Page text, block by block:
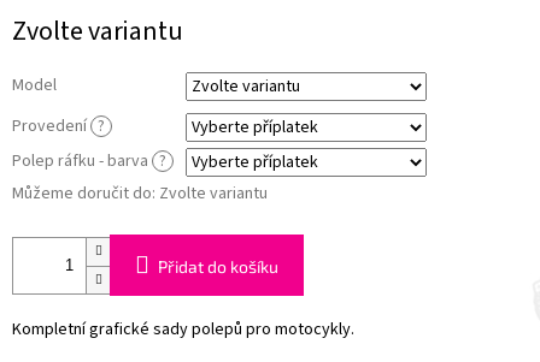
cena:
Zvolte variantu
Model
Provedení ?
Polep ráfku - barva ?
Můžeme doručit do: Zvolte variantu
Přidat do košíku
Kompletní grafické sady polepů pro motocykly.